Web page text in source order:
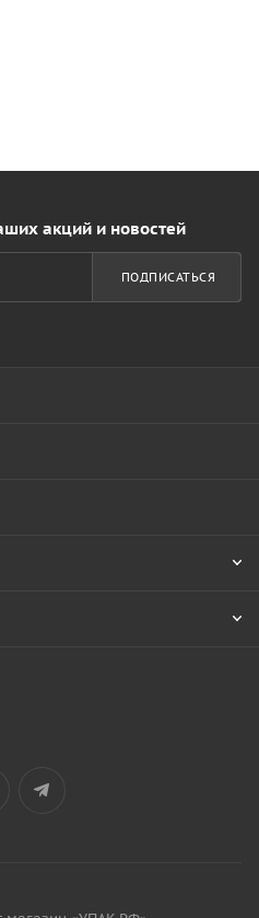
акций и новостей
ПОДПИСАТЬСЯ